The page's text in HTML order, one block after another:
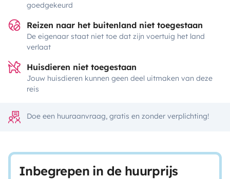
goedgekeurd
Reizen naar het buitenland niet toegestaan
De eigenaar staat niet toe dat zijn voertuig het land
verlaat
Huisdieren niet toegestaan
Jouw huisdieren kunnen geen deel uitmaken van deze
reis
Doe een huuraanvraag, gratis en zonder verplichting!
Inbegrepen in de huurprijs